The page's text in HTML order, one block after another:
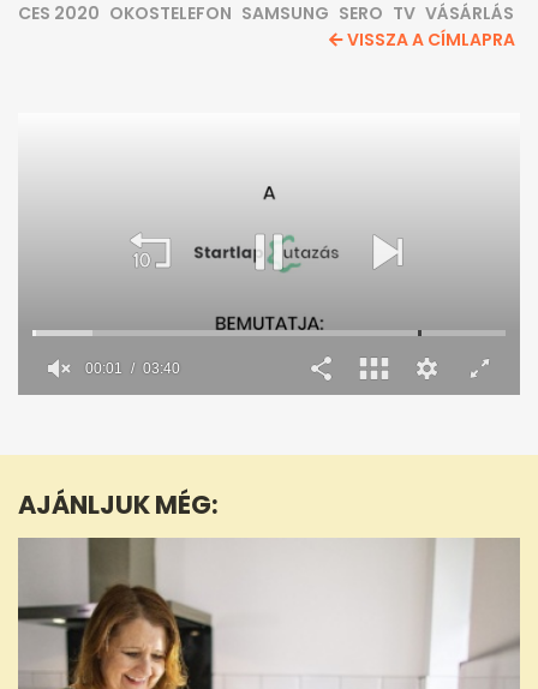
CES 2020 OKOSTELEFON SAMSUNG SERO TV VÁSÁRLÁS
VISSZA A CÍMLAPRA
3
41
seconds
00:02 03:40
AJÁNLJUK MÉG: